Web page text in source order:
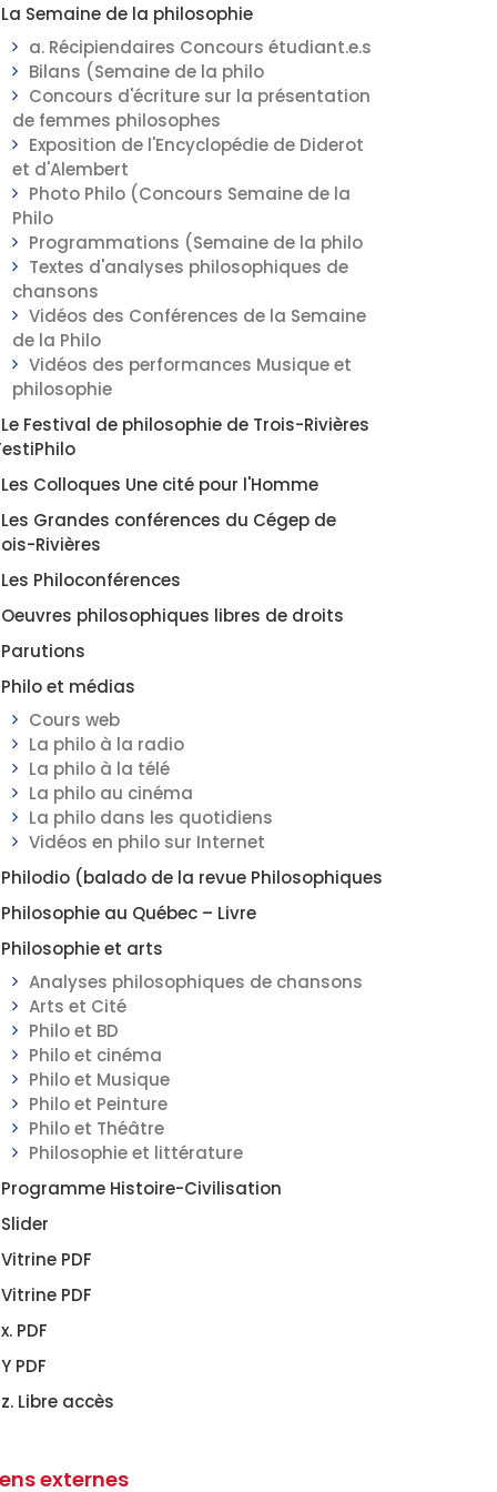
La Semaine de la philosophie
a. Récipiendaires Concours étudiant.e.s
Bilans (Semaine de la philo
Concours d'écriture sur la présentation
de femmes philosophes
Exposition de l'Encyclopédie de Diderot
et d'Alembert
Photo Philo (Concours Semaine de la
Philo
Programmations (Semaine de la philo
Textes d'analyses philosophiques de
chansons
Vidéos des Conférences de la Semaine
de la Philo
Vidéos des performances Musique et
philosophie
Le Festival de philosophie de Trois-Rivières
Les Colloques Une cité pour l'Homme
Les Grandes conférences du Cégep de
Rivières
Les Philoconférences
Oeuvres philosophiques libres de droits
Parutions
Philo et médias
Cours web
La philo à la radio
La philo à la télé
La philo au cinéma
La philo dans les quotidiens
Vidéos en philo sur Internet
Philodio (balado de la revue Philosophiques
Philosophie au Québec – Livre
Philosophie et arts
Analyses philosophiques de chansons
Arts et Cité
Philo et BD
Philo et cinéma
Philo et Musique
Philo et Peinture
Philo et Théâtre
Philosophie et littérature
Programme Histoire-Civilisation
Slider
Vitrine PDF
Vitrine PDF
x. PDF
Y PDF
z. Libre accès
externes